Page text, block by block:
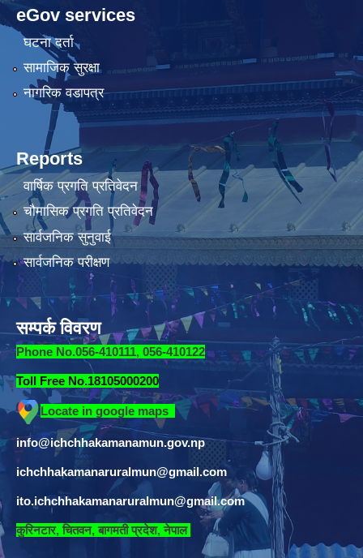
eGov services
घटना दर्ता
सामाजिक सुरक्षा
नागरिक वडापत्र
Reports
वार्षिक प्रगति प्रतिवेदन
चौमासिक प्रगति प्रतिवेदन
सार्वजनिक सुनुवाई
सार्वजनिक परीक्षण
सम्पर्क विवरण
Phone No.056-410111, 056-410122
Toll Free No.18105000200
Locate in google maps
info@ichchhakamanamun.gov.np
ichchhakamanaruralmun@gmail.com
ito.ichchhakamanaruralmun@gmail.com​
कुरिनटार, चितवन, बागमती प्रदेश, नेपाल